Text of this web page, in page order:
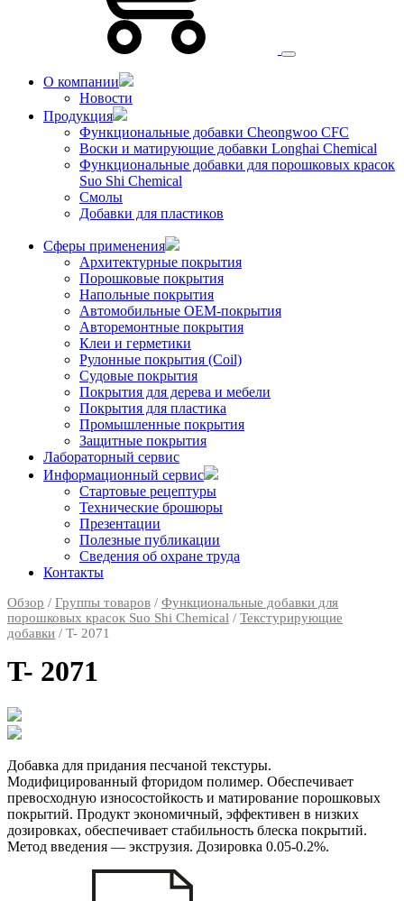
О компании
Новости
Продукция
Функциональные добавки Cheongwoo СFC
Воски и матирующие добавки Longhai Chemical
Функциональные добавки для порошковых красок
Suo Shi Chemical
Смолы
Добавки для пластиков
Сферы применения
Архитектурные покрытия
Порошковые покрытия
Напольные покрытия
Автомобильные ОЕМ-покрытия
Авторемонтные покрытия
Клеи и герметики
Рулонные покрытия (Coil)
Судовые покрытия
Покрытия для дерева и мебели
Покрытия для пластика
Промышленные покрытия
Защитные покрытия
Лабораторный сервис
Информационный сервис
Стартовые рецептуры
Технические брошюры
Презентации
Полезные публикации
Сведения об охране труда
Контакты
Обзор / Группы товаров / Функциональные добавки для
порошковых красок Suo Shi Chemical / Текстурирующие
добавки / T- 2071
T- 2071
Добавка для придания песчаной текстуры.
Модифицированный фторидом полимер. Обеспечивает
превосходную износостойкость и матирование порошковых
покрытий. Продукт экономичный, эффективен в низких
дозировках, обеспечивает стабильность блеска покрытий.
Метод введения — экструзия. Дозировка 0.05-0.2%.